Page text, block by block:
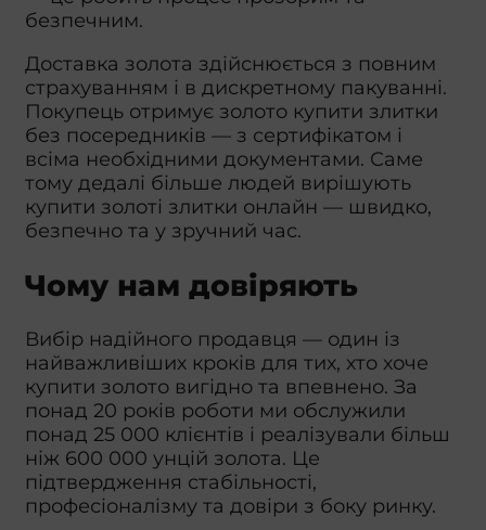
безпечним.
Доставка золота здійснюється з повним
страхуванням і в дискретному пакуванні.
Покупець отримує золото купити злитки
без посередників — з сертифікатом і
всіма необхідними документами. Саме
тому дедалі більше людей вирішують
купити золоті злитки онлайн — швидко,
безпечно та у зручний час.
Чому нам довіряють
Вибір надійного продавця — один із
найважливіших кроків для тих, хто хоче
купити золото вигідно та впевнено. За
понад 20 років роботи ми обслужили
понад 25 000 клієнтів і реалізували більш
ніж 600 000 унцій золота. Це
підтвердження стабільності,
професіоналізму та довіри з боку ринку.